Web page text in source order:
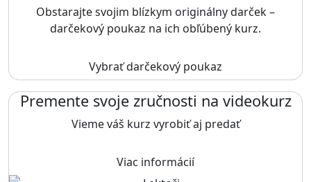
Obstarajte svojim blízkym originálny darček –
darčekový poukaz na ich obľúbený kurz.
Vybrať darčekový poukaz
Premente svoje zručnosti na videokurz
Vieme váš kurz vyrobiť aj predať
Viac informácií